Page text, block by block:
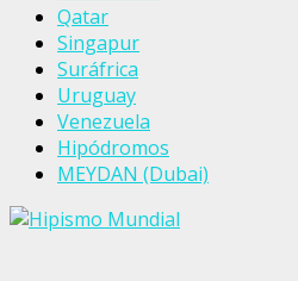
Qatar
Singapur
Suráfrica
Uruguay
Venezuela
Hipódromos
MEYDAN (Dubai)